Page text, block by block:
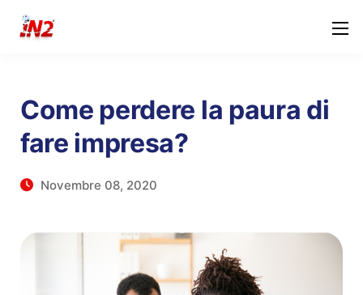
Come perdere la paura di
fare impresa?
Novembre 08, 2020